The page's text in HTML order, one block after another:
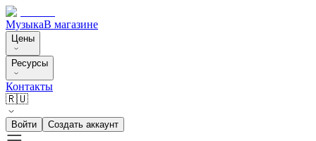
МузыкаВ магазине
Цены
Ресурсы
Контакты
🇷🇺
Войти Создать аккаунт